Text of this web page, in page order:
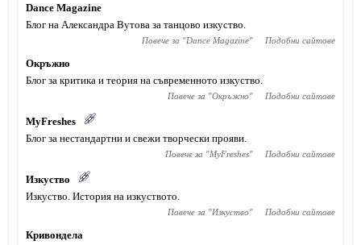
Dance Magazine
Блог на Александра Вутова за танцово изкуство.
Повече за "Dance Magazine" Подобни сайтове
Окръжно
Блог за критика и теория на съвременното изкуство.
Повече за "Окръжно" Подобни сайтове
MyFreshes
Блог за нестандартни и свежи творчески прояви.
Повече за "MyFreshes" Подобни сайтове
Изкуство
Изкуство. История на изкуството.
Повече за "Изкуство" Подобни сайтове
Кривондела